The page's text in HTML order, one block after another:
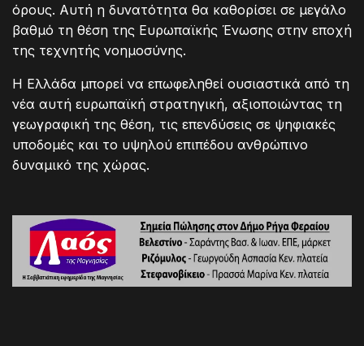
όρους. Αυτή η δυνατότητα θα καθορίσει σε μεγάλο
βαθμό τη θέση της Ευρωπαϊκής Ένωσης στην εποχή
της τεχνητής νοημοσύνης.
Η Ελλάδα μπορεί να επωφεληθεί ουσιαστικά από τη
νέα αυτή ευρωπαϊκή στρατηγική, αξιοποιώντας τη
γεωγραφική της θέση, τις επενδύσεις σε ψηφιακές
υποδομές και το υψηλού επιπέδου ανθρώπινο
δυναμικό της χώρας.